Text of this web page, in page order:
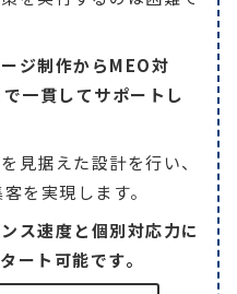
ジ制作からMEO対
一貫してサポートし
見据えた設計を行い、
を実現します。
ス速度と個別対応力に
ート可能です。